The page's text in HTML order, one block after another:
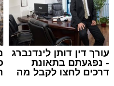
מערכת האתר / 15:39 07.08.26
איחוד הצלה,
עורך דין דותן לינדנברג
- נפגעתם בתאונת
דרכים לחצו לקבל מה